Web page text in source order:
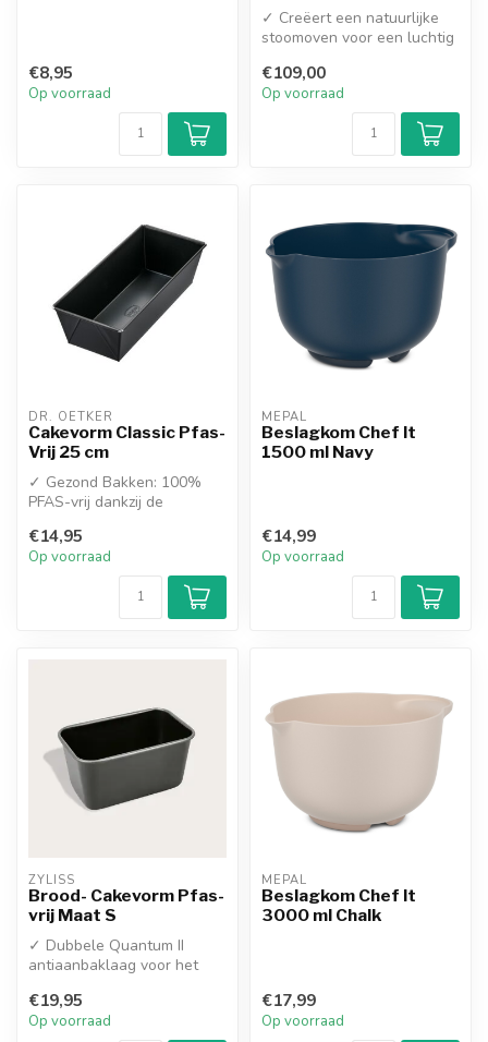
€8,95
Op voorraad
✓ Creëert een natuurlijke
stoomoven voor een luchtig
✓...
€109,00
Op voorraad
DR. OETKER
Cakevorm Classic Pfas-
Vrij 25 cm
✓ Gezond Bakken: 100%
PFAS-vrij dankzij de
aanbaklaag
€14,95
Op voorraad
MEPAL
Beslagkom Chef It
1500 ml Navy
€14,99
Op voorraad
ZYLISS
Brood- Cakevorm Pfas-
vrij Maat S
✓ Dubbele Quantum II
antiaanbaklaag voor het
baksels
✓ Zw...
€19,95
Op voorraad
MEPAL
Beslagkom Chef It
3000 ml Chalk
€17,99
Op voorraad